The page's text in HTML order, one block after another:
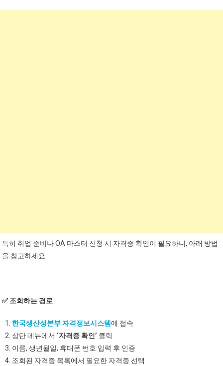
특히 취업 준비나 OA 마스터 신청 시 자격증 확인이 필요하니, 아래 방법
을 참고하세요.
✅ 조회하는 경로
한국생산성본부 자격정보시스템에 접속
상단 메뉴에서 ‘자격증 확인’ 클릭
이름, 생년월일, 휴대폰 번호 입력 후 인증
조회된 자격증 목록에서 필요한 자격증 선택